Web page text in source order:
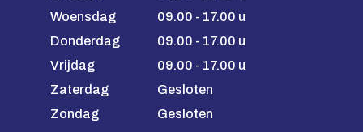
Woensdag
09.00 - 17.00 u
Donderdag
09.00 - 17.00 u
Vrijdag
09.00 - 17.00 u
Zaterdag
Gesloten
Zondag
Gesloten